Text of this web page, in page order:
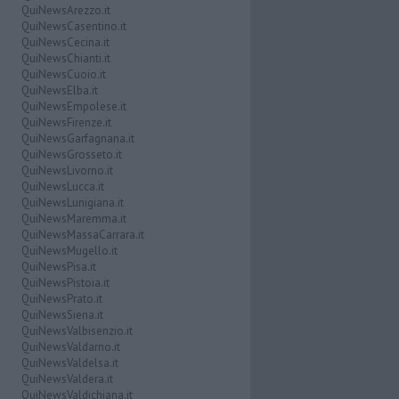
QuiNewsArezzo.it
QuiNewsCasentino.it
QuiNewsCecina.it
QuiNewsChianti.it
QuiNewsCuoio.it
QuiNewsElba.it
QuiNewsEmpolese.it
QuiNewsFirenze.it
QuiNewsGarfagnana.it
QuiNewsGrosseto.it
QuiNewsLivorno.it
QuiNewsLucca.it
QuiNewsLunigiana.it
QuiNewsMaremma.it
QuiNewsMassaCarrara.it
QuiNewsMugello.it
QuiNewsPisa.it
QuiNewsPistoia.it
QuiNewsPrato.it
QuiNewsSiena.it
QuiNewsValbisenzio.it
QuiNewsValdarno.it
QuiNewsValdelsa.it
QuiNewsValdera.it
QuiNewsValdichiana.it